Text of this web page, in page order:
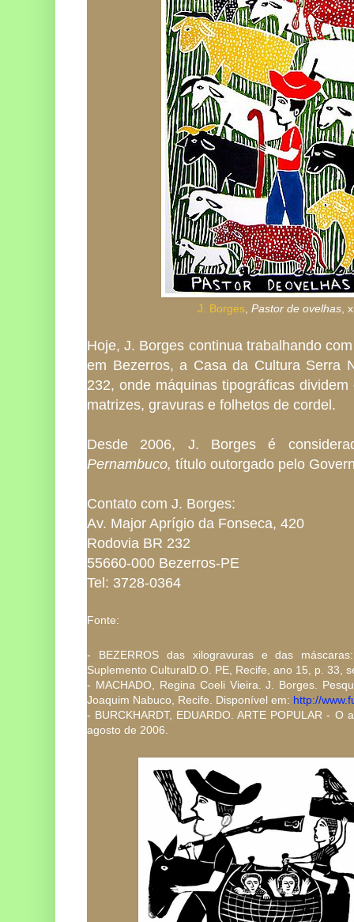
J. Borges, Pastor de ovelhas,
Hoje, J. Borges continua trabalhando
em Bezerros, a Casa da Cultura Serra
232, onde máquinas tipográficas
matrizes, gravuras e folhetos de cordel.
Desde 2006, J. Borges é
Pernambuco, título outorgado pelo
Contato com J. Borges:
Av. Major Aprígio da Fonseca, 420
Rodovia BR 232
55660-000 Bezerros-PE
Tel: 3728-0364
Fonte:
- BEZERROS das xilogravuras e das
Suplemento CulturalD.O. PE, Recife, ano 15, p. 33,
- MACHADO, Regina Coeli Vieira. J. Borges.
Joaquim Nabuco, Recife. Disponível em: http://
- BURCKHARDT, EDUARDO. ARTE POPULAR - O
agosto de 2006.